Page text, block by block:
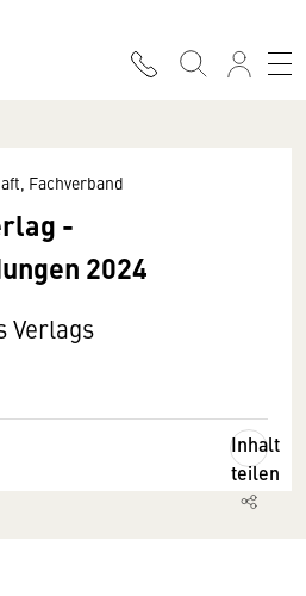
Fachverband
-
2024
Verlags
Inhalt
teilen